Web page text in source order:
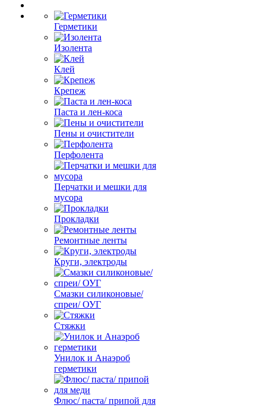
Герметики
Изолента
Клей
Крепеж
Паста и лен-коса
Пены и очистители
Перфолента
Перчатки и мешки для
мусора
Прокладки
Ремонтные ленты
Круги, электроды
Смазки силиконовые/
спреи/ ОУГ
Стяжки
Унилок и Анаэроб
герметики
Флюс/ паста/ припой для